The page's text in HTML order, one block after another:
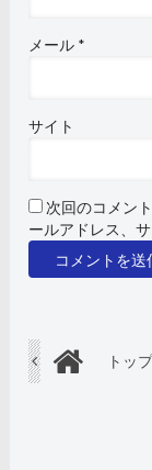
メール *
サイト
次回のコメン
ールアドレス、
トッ